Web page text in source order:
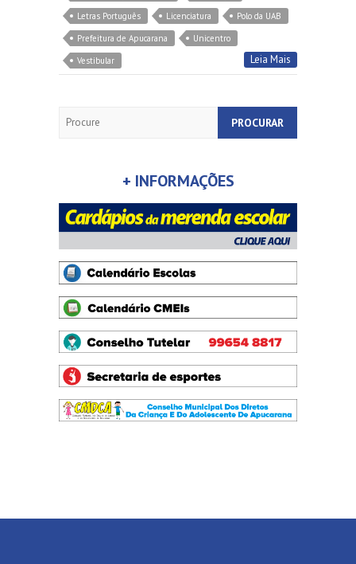
Letras Português
Licenciatura
Polo da UAB
Prefeitura de Apucarana
Unicentro
Vestibular
Leia Mais
+ INFORMAÇÕES